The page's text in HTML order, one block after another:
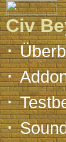
Civ
·
·
·
·